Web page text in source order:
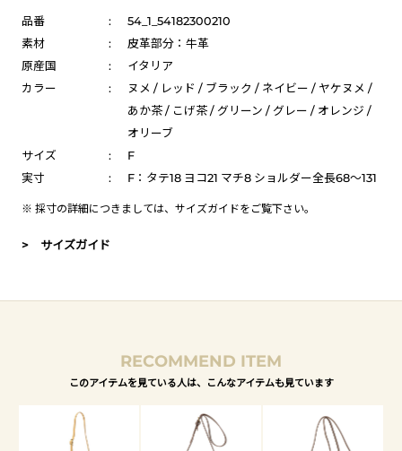
品番 :
54_1_54182300210
素材
:
皮革部分：牛革
原産国
:
イタリア
カラー
:
ヌメ / レッド / ブラック / ネイビー / ヤケヌメ /
あか茶 / こげ茶 / グリーン / グレー / オレンジ /
オリーブ
サイズ
:
F
実寸
: F：タテ18 ヨコ21 マチ8 ショルダー全長68～131
※ 採寸の詳細につきましては、 サイズガイドをご覧下さい。
> サイズガイド
RECOMMEND ITEM
このアイテムを見ている人は、こんなアイテムも見ています